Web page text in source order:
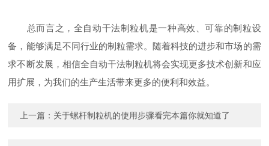
总而言之，全自动干法制粒机是一种高效、可靠的制粒设
备，能够满足不同行业的制粒需求。随着科技的进步和市场的需
求不断发展，相信全自动干法制粒机将会实现更多技术创新和应
用扩展，为我们的生产生活带来更多的便利和效益。
上一篇： 关于螺杆制粒机的使用步骤看完本篇你就知道了